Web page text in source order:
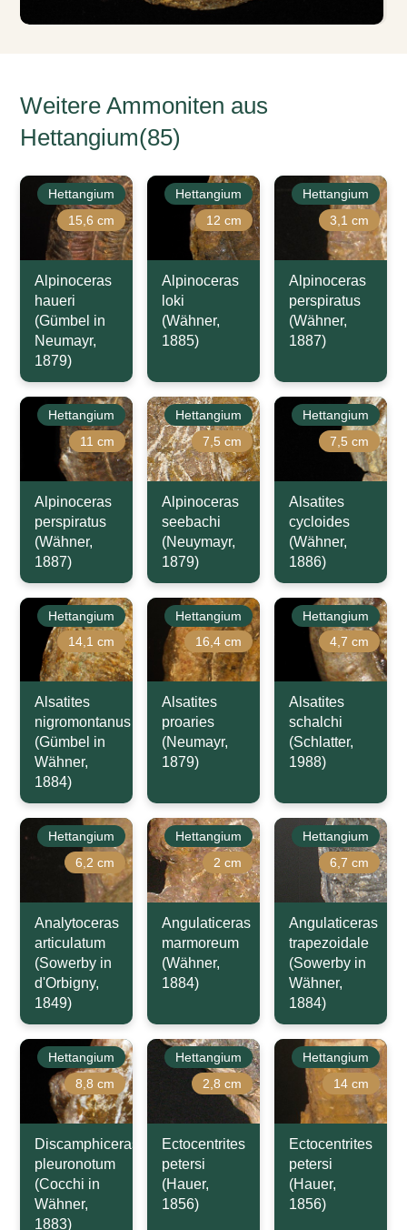
Weitere Ammoniten aus
Hettangium(85)
Hettangium
15,6 cm
Alpinoceras
haueri
(Gümbel in
Neumayr,
1879)
Hettangium
12 cm
Alpinoceras
loki
(Wähner,
1885)
Hettangium
3,1 cm
Alpinoceras
perspiratus
(Wähner,
1887)
Hettangium
11 cm
Alpinoceras
perspiratus
(Wähner,
1887)
Hettangium
7,5 cm
Alpinoceras
seebachi
(Neuymayr,
1879)
Hettangium
7,5 cm
Alsatites
cycloides
(Wähner,
1886)
Hettangium
14,1 cm
Alsatites
nigromontanus
(Gümbel in
Wähner,
1884)
Hettangium
16,4 cm
Alsatites
proaries
(Neumayr,
1879)
Hettangium
4,7 cm
Alsatites
schalchi
(Schlatter,
1988)
Hettangium
6,2 cm
Analytoceras
articulatum
(Sowerby in
d'Orbigny,
1849)
Hettangium
2 cm
Angulaticeras
marmoreum
(Wähner,
1884)
Hettangium
6,7 cm
Angulaticeras
trapezoidale
(Sowerby in
Wähner,
1884)
Hettangium
8,8 cm
Discamphiceras
pleuronotum
(Cocchi in
Wähner,
1883)
Hettangium
2,8 cm
Ectocentrites
petersi
(Hauer,
1856)
Hettangium
14 cm
Ectocentrites
petersi
(Hauer,
1856)